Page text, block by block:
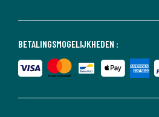
BETALINGSMOGELIJKHEDEN :